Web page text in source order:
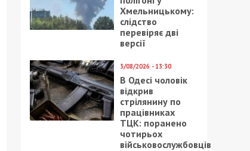
Хмельницькому:
слідство
перевіряє дві
версії
3/08/2026 - 13:30
В Одесі чоловік
відкрив
стрілянину по
працівниках
ТЦК: поранено
чотирьох
військовослужбовців